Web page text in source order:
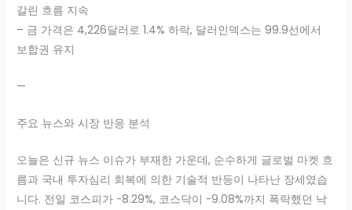
갈린 흐름 지속
– 금 가격은 4,226달러로 1.4% 하락, 달러인덱스는 99.9선에서
보합권 유지
—
주요 뉴스와 시장 반응 분석
오늘은 신규 뉴스 이슈가 부재한 가운데, 순수하게 글로벌 마켓 흐
름과 국내 투자심리 회복에 의한 기술적 반등이 나타난 장세였습
니다. 전일 코스피가 -8.29%, 코스닥이 -9.08%까지 폭락했던 낙